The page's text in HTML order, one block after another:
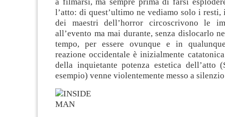
l’atto: di quest’ultimo ne vediamo solo i resti,
dei maestri dell’horror circoscrivono le
all’evento ma mai durante, senza dislocarlo
tempo, per essere ovunque e in
reazione occidentale è inizialmente
della inquietante potenza estetica dell’atto
esempio) venne violentemente messo a